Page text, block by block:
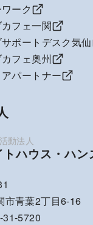
ーク
フェ一関
ポートデスク気仙
フェ奥州
パートナー
トハウス・ハン
市青葉2丁目6-16
5720